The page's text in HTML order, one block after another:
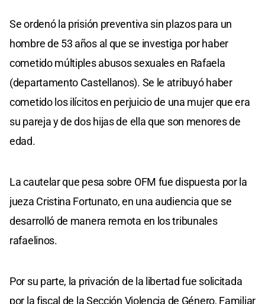
Se ordenó la prisión preventiva sin plazos para un
hombre de 53 años al que se investiga por haber
cometido múltiples abusos sexuales en Rafaela
(departamento Castellanos). Se le atribuyó haber
cometido los ilícitos en perjuicio de una mujer que era
su pareja y de dos hijas de ella que son menores de
edad.
La cautelar que pesa sobre OFM fue dispuesta por la
jueza Cristina Fortunato, en una audiencia que se
desarrolló de manera remota en los tribunales
rafaelinos.
Por su parte, la privación de la libertad fue solicitada
por la fiscal de la Sección Violencia de Género, Familiar